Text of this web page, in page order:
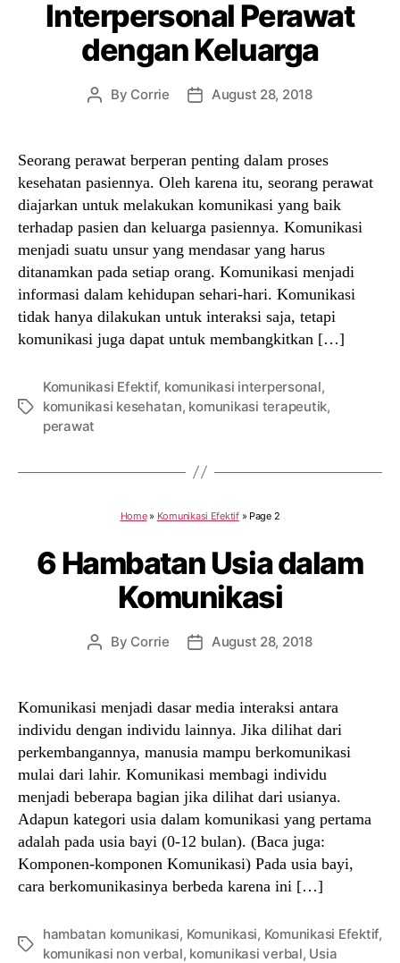
Interpersonal Perawat
dengan Keluarga
Post
By Corrie
PostAugust 28, 2018
Seorang perawat berperan penting dalam proses
kesehatan pasiennya. Oleh karena itu, seorang perawat
diajarkan untuk melakukan komunikasi yang baik
terhadap pasien dan keluarga pasiennya. Komunikasi
menjadi suatu unsur yang mendasar yang harus
ditanamkan pada setiap orang. Komunikasi menjadi
informasi dalam kehidupan sehari-hari. Komunikasi
tidak hanya dilakukan untuk interaksi saja, tetapi
komunikasi juga dapat untuk membangkitkan […]
Tags
Komunikasi Efektif, komunikasi interpersonal,
komunikasi kesehatan, komunikasi terapeutik,
perawat
Home» Komunikasi Efektif» Page 2
6 Hambatan Usia dalam
Komunikasi
Post
By Corrie
PostAugust 28, 2018
Komunikasi menjadi dasar media interaksi antara
individu dengan individu lainnya. Jika dilihat dari
perkembangannya, manusia mampu berkomunikasi
mulai dari lahir. Komunikasi membagi individu
menjadi beberapa bagian jika dilihat dari usianya.
Adapun kategori usia dalam komunikasi yang pertama
adalah pada usia bayi (0-12 bulan). (Baca juga:
Komponen-komponen Komunikasi) Pada usia bayi,
cara berkomunikasinya berbeda karena ini […]
Tags
hambatan komunikasi, Komunikasi, Komunikasi Efektif,
komunikasi non verbal, komunikasi verbal, Usia